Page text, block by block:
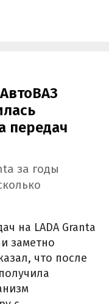
передач
за годы
на LADA Granta
заметно
что после